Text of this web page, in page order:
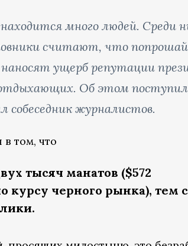
много людей. Среди
считают, что
ущерб репутации
Об этом
собеседник журналистов.
в том, что
тысяч манатов ($572
курсу черного рынка), тем